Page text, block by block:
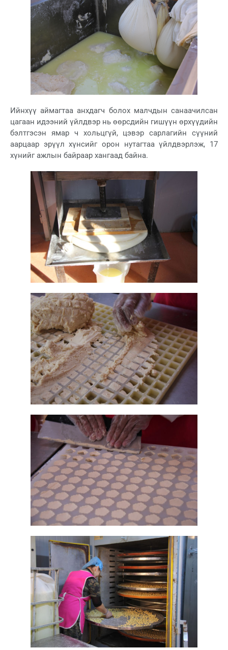
Ийнхүү аймагтаа анхдагч болох малчдын санаачилсан
цагаан идээний үйлдвэр нь өөрсдийн гишүүн өрхүүдийн
бэлтгэсэн ямар ч хольцгүй, цэвэр сарлагийн сүүний
аарцаар эрүүл хүнсийг орон нутагтаа үйлдвэрлэж, 17
хүнийг ажлын байраар хангаад байна.